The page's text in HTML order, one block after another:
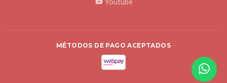
MÉTODOS DE PAGO ACEPTADOS